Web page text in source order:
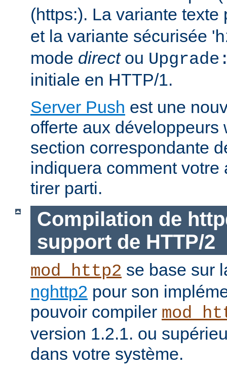
(https:). La variante texte
et la variante sécurisée '
mode directou
initiale en HTTP/1.
Server Push est une
offerte aux développeurs
section correspondante
indiquera comment
tirer parti.
Compilation de
support de HTTP/2
mod_http2 se base sur
nghttp2 pour son
pouvoir compiler
version 1.2.1. ou
dans votre système.